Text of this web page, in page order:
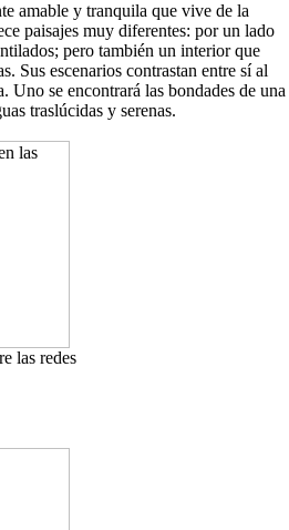
amable y tranquila que vive de la
paisajes muy diferentes: por un lado
pero también un interior que
Sus escenarios contrastan entre sí al
Uno se encontrará las bondades de una
traslúcidas y serenas.
las redes